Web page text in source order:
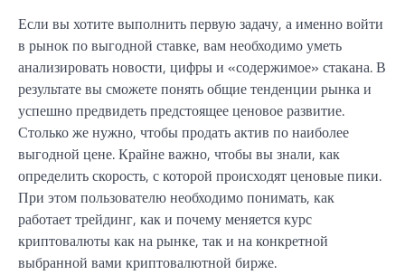
Если вы хотите выполнить первую задачу, а именно войти
в рынок по выгодной ставке, вам необходимо уметь
анализировать новости, цифры и «содержимое» стакана. В
результате вы сможете понять общие тенденции рынка и
успешно предвидеть предстоящее ценовое развитие.
Столько же нужно, чтобы продать актив по наиболее
выгодной цене. Крайне важно, чтобы вы знали, как
определить скорость, с которой происходят ценовые пики.
При этом пользователю необходимо понимать, как
работает трейдинг, как и почему меняется курс
криптовалюты как на рынке, так и на конкретной
выбранной вами криптовалютной бирже.